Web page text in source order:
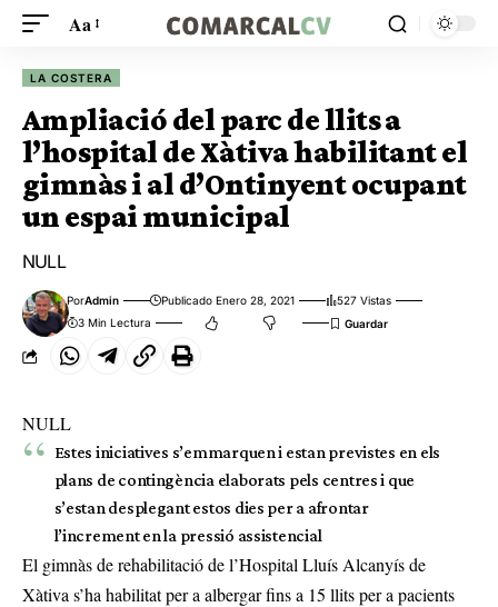
Aa
LA COSTERA
Ampliació del parc de llits a
l’hospital de Xàtiva habilitant el
gimnàs i al d’Ontinyent ocupant
un espai municipal
NULL
PorAdmin Publicado Enero 28, 2021
527 Vistas
3 Min Lectura
NULL
Estes iniciatives s’emmarquen i estan previstes en els
plans de contingència elaborats pels centres i que
s’estan desplegant estos dies per a afrontar
l’increment en la pressió assistencial
El gimnàs de rehabilitació de l’Hospital Lluís Alcanyís de
Xàtiva s’ha habilitat per a albergar fins a 15 llits per a pacients